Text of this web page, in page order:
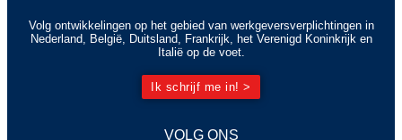
VOLG ONS
Volg ontwikkelingen op het gebied van werkgeversverplichtingen in
Nederland, België, Duitsland, Frankrijk, het Verenigd Koninkrijk en
Italië op de voet.
Ik schrijf me in! >